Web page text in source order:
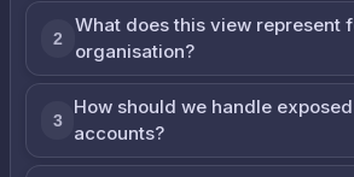
2
What does this view represent
organisation?
3
How should we handle
accounts?